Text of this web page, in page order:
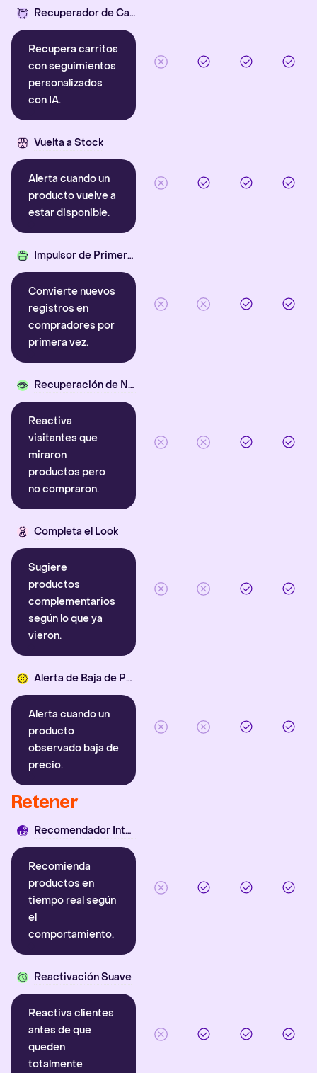
Recuperador de Carritos con IA
Recupera carritos
con seguimientos
personalizados
con IA.
Vuelta a Stock
Alerta cuando un
producto vuelve a
estar disponible.
Impulsor de Primera Compra
Convierte nuevos
registros en
compradores por
primera vez.
Recuperación de Navegación
Reactiva
visitantes que
miraron
productos pero
no compraron.
Completa el Look
Sugiere
productos
complementarios
según lo que ya
vieron.
Alerta de Baja de Precio
Alerta cuando un
producto
observado baja de
precio.
Retener
Recomendador Inteligente
Recomienda
productos en
tiempo real según
el
comportamiento.
Reactivación Suave
Reactiva clientes
antes de que
queden
totalmente